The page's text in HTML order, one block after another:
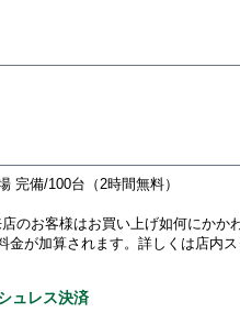
完備/100台（2時間無料）
店のお客様はお買い上げ如何にか
金が加算されます。詳しくは店内
ュレス決済